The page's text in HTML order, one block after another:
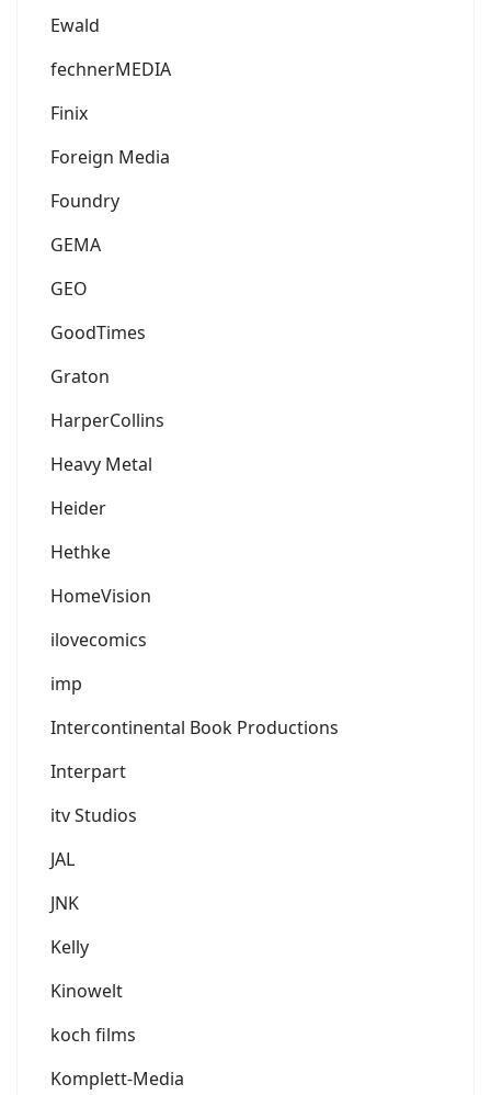
Ewald
fechnerMEDIA
Finix
Foreign Media
Foundry
GEMA
GEO
GoodTimes
Graton
HarperCollins
Heavy Metal
Heider
Hethke
HomeVision
ilovecomics
imp
Intercontinental Book Productions
Interpart
itv Studios
JAL
JNK
Kelly
Kinowelt
koch films
Komplett-Media